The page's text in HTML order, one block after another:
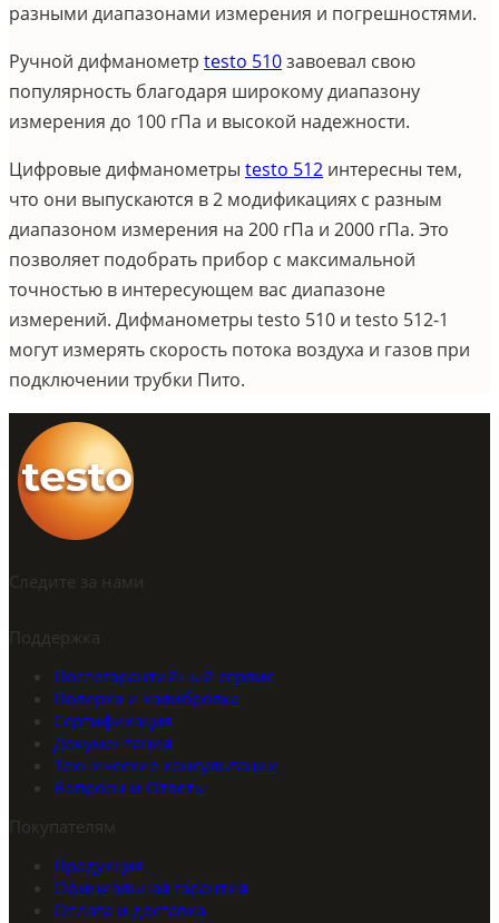
разными диапазонами измерения и погрешностями.
Ручной дифманометр testo 510завоевал свою
популярность благодаря широкому диапазону
измерения до 100 гПа и высокой надежности.
Цифровые дифманометры testo 512 интересны тем,
что они выпускаются в 2 модификациях с разным
диапазоном измерения на 200 гПа и 2000 гПа. Это
позволяет подобрать прибор с максимальной
точностью в интересующем вас диапазоне
измерений. Дифманометры testo 510 и testo 512-1
могут измерять скорость потока воздуха и газов при
подключении трубки Пито.
Следите за нами
Поддержка
Послегарантийный сервис
Поверка и калибровка
Сертификация
Документация
Технические консультации
Вопросы и Ответы
Покупателям
Продукция
Официальная гарантия
Оплата и доставка